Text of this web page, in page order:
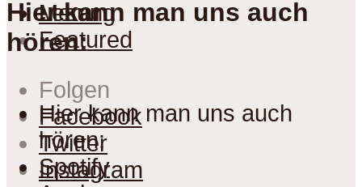
Menu
Hier kann man uns auch
hören:
Hier kann man uns auch
hören:
Spotify
Lesung
Featured
Folgen
Facebook
Twitter
Instagram